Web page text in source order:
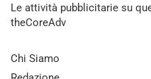
Le attività pubblicitarie su
theCoreAdv
Chi Siamo